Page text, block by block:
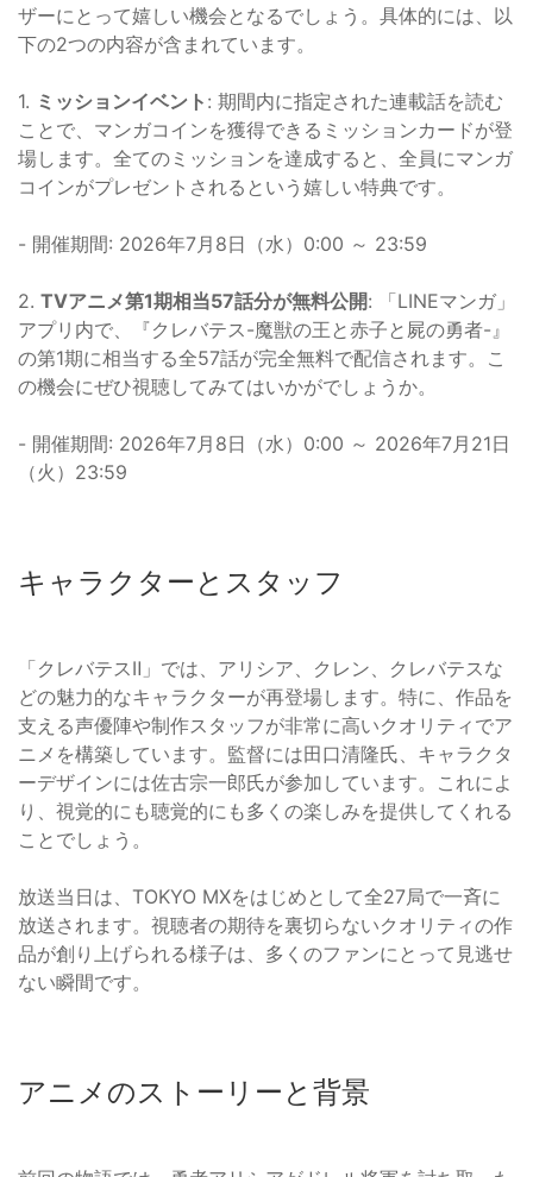
ザーにとって嬉しい機会となるでしょう。具体的には、以
下の2つの内容が含まれています。
1. ミッションイベント : 期間内に指定された連載話を読む
ことで、マンガコインを獲得できるミッションカードが登
場します。全てのミッションを達成すると、全員にマンガ
コインがプレゼントされるという嬉しい特典です。
- 開催期間: 2026年7月8日（水）0:00 ～ 23:59
2. TVアニメ第1期相当57話分が無料公開: 「LINEマンガ」
アプリ内で、『クレバテス-魔獣の王と赤子と屍の勇者-』
の第1期に相当する全57話が完全無料で配信されます。こ
の機会にぜひ視聴してみてはいかがでしょうか。
- 開催期間: 2026年7月8日（水）0:00 ～ 2026年7月21日
（火）23:59
キャラクターとスタッフ
「クレバテスⅡ」では、アリシア、クレン、クレバテスな
どの魅力的なキャラクターが再登場します。特に、作品を
支える声優陣や制作スタッフが非常に高いクオリティでア
ニメを構築しています。監督には田口清隆氏、キャラクタ
ーデザインには佐古宗一郎氏が参加しています。これによ
り、視覚的にも聴覚的にも多くの楽しみを提供してくれる
ことでしょう。
放送当日は、TOKYO MXをはじめとして全27局で一斉に
放送されます。視聴者の期待を裏切らないクオリティの作
品が創り上げられる様子は、多くのファンにとって見逃せ
ない瞬間です。
アニメのストーリーと背景